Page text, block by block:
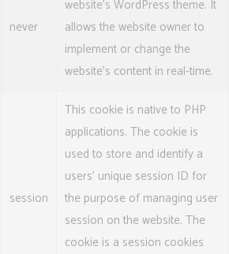
never
website's WordPress theme. It
allows the website owner to
implement or change the
website's content in real-time.
session
This cookie is native to PHP
applications. The cookie is
used to store and identify a
users' unique session ID for
the purpose of managing user
session on the website. The
cookie is a session cookies